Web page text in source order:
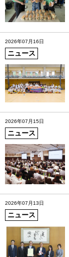
2026年07月16日
ニュース
2026年07月15日
ニュース
2026年07月13日
ニュース